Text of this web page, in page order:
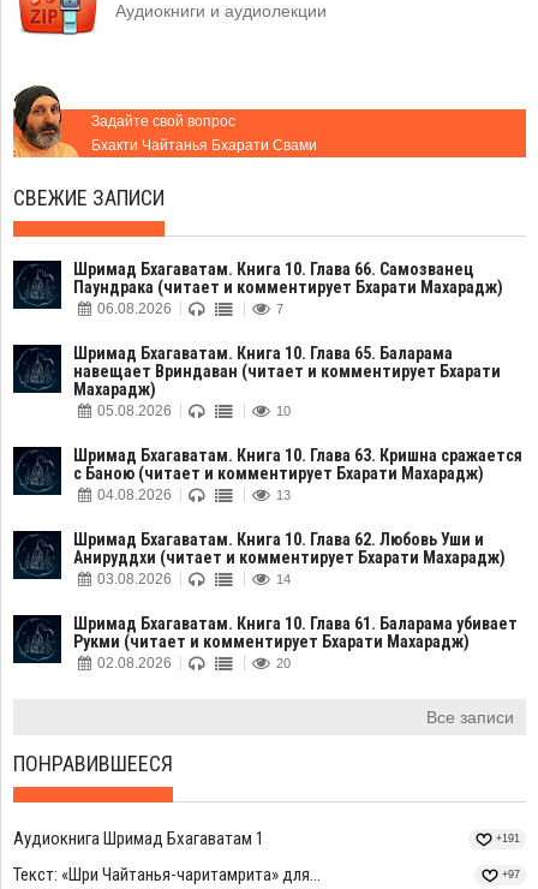
Аудиокниги и аудиолекции
Задайте свой вопрос
Бхакти Чайтанья Бхарати Свами
СВЕЖИЕ ЗАПИСИ
Шримад Бхагаватам. Книга 10. Глава 66. Самозванец
Паундрака (читает и комментирует Бхарати Махарадж)
06.08.2026 7
Шримад Бхагаватам. Книга 10. Глава 65. Баларама
навещает Вриндаван (читает и комментирует Бхарати
Махарадж)
05.08.2026 10
Шримад Бхагаватам. Книга 10. Глава 63. Кришна сражается
с Баною (читает и комментирует Бхарати Махарадж)
04.08.2026 13
Шримад Бхагаватам. Книга 10. Глава 62. Любовь Уши и
Анируддхи (читает и комментирует Бхарати Махарадж)
03.08.2026 14
Шримад Бхагаватам. Книга 10. Глава 61. Баларама убивает
Рукми (читает и комментирует Бхарати Махарадж)
02.08.2026 20
Все записи
ПОНРАВИВШЕЕСЯ
Аудиокнига Шримад Бхагаватам 1 +191
Текст: «Шри Чайтанья-чаритамрита» для... +97